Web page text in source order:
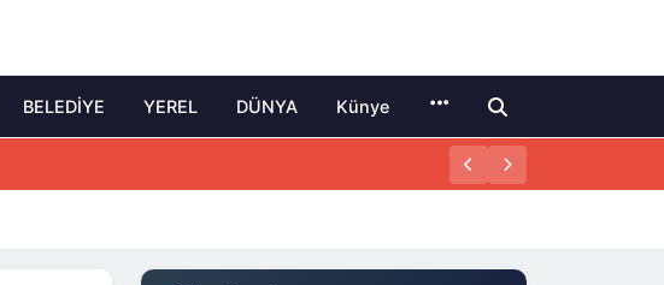
BELEDİYE YEREL DÜNYA Künye